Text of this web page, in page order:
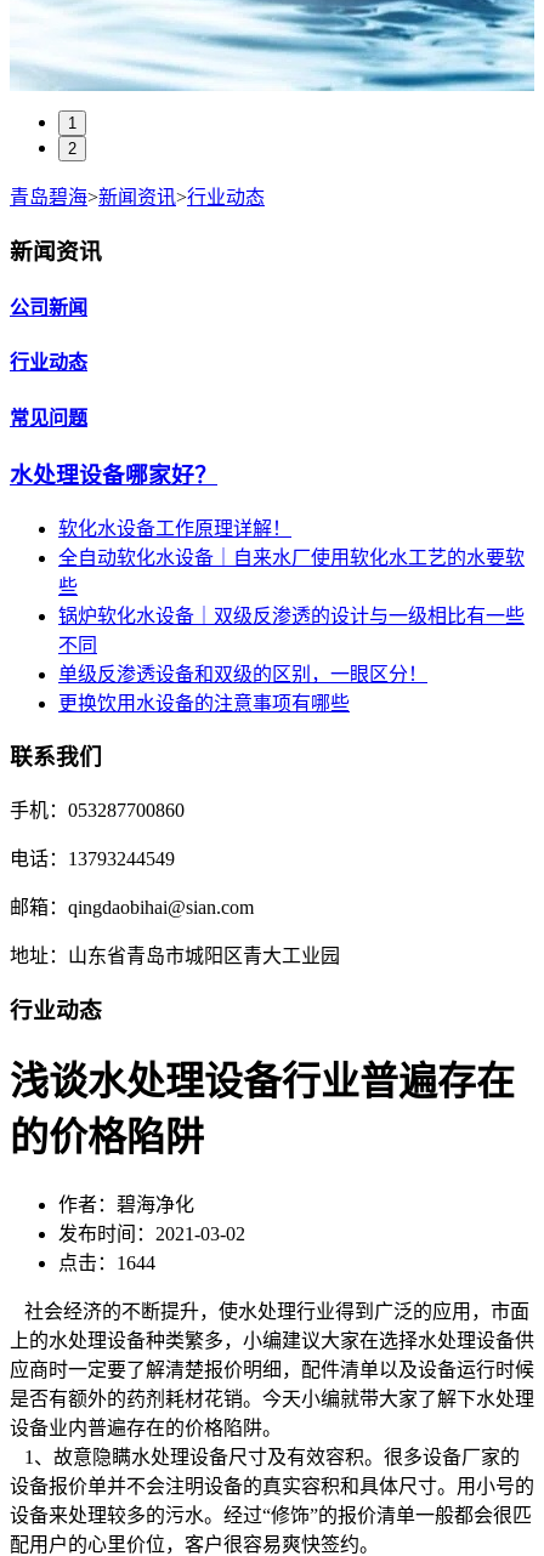
1
2
青岛碧海>新闻资讯>行业动态
新闻资讯
公司新闻
行业动态
常见问题
水处理设备哪家好？
软化水设备工作原理详解！
全自动软化水设备｜自来水厂使用软化水工艺的水要软
些
锅炉软化水设备｜双级反渗透的设计与一级相比有一些
不同
单级反渗透设备和双级的区别，一眼区分！
更换饮用水设备的注意事项有哪些
联系我们
手机：053287700860
电话：13793244549
邮箱：qingdaobihai@sian.com
地址：山东省青岛市城阳区青大工业园
行业动态
浅谈水处理设备行业普遍存在
的价格陷阱
作者：碧海净化
发布时间：2021-03-02
点击：1644
社会经济的不断提升，使水处理行业得到广泛的应用，市面
上的水处理设备种类繁多，小编建议大家在选择水处理设备供
应商时一定要了解清楚报价明细，配件清单以及设备运行时候
是否有额外的药剂耗材花销。今天小编就带大家了解下水处理
设备业内普遍存在的价格陷阱。
1、故意隐瞒水处理设备尺寸及有效容积。很多设备厂家的
设备报价单并不会注明设备的真实容积和具体尺寸。用小号的
设备来处理较多的污水。经过“修饰”的报价清单一般都会很匹
配用户的心里价位，客户很容易爽快签约。